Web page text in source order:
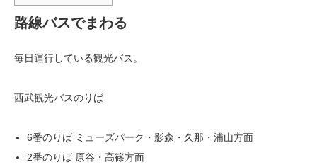
路線バスでまわる
毎日運行している観光バス。
西武観光バスのりば
6番のりば ミューズパーク・影森・久那・浦山方面
2番のりば 原谷・高篠方面